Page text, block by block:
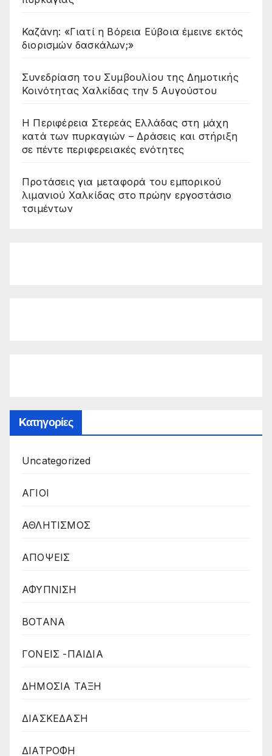
Καζάνη: «Γιατί η Βόρεια Εύβοια έμεινε εκτός
διορισμών δασκάλων;»
Συνεδρίαση του Συμβουλίου της Δημοτικής
Κοινότητας Χαλκίδας την 5 Αυγούστου
Η Περιφέρεια Στερεάς Ελλάδας στη μάχη
κατά των πυρκαγιών – Δράσεις και στήριξη
σε πέντε περιφερειακές ενότητες
Προτάσεις για μεταφορά του εμπορικού
λιμανιού Χαλκίδας στο πρώην εργοστάσιο
τσιμέντων
Kατηγορίες
Uncategorized
ΑΓΙΟΙ
ΑΘΛΗΤΙΣΜΟΣ
ΑΠΟΨΕΙΣ
ΑΦΥΠΝΙΣΗ
ΒΟΤΑΝΑ
ΓΟΝΕΙΣ -ΠΑΙΔΙΑ
ΔΗΜΟΣΙΑ ΤΑΞΗ
ΔΙΑΣΚΕΔΑΣΗ
ΔΙΑΤΡΟΦΗ